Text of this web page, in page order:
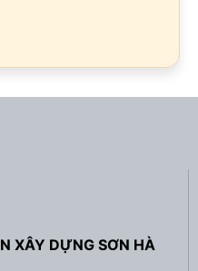
XÂY DỰNG SƠN HÀ